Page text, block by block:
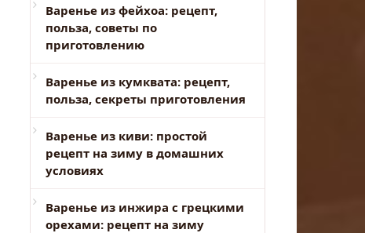
Варенье из фейхоа: рецепт,
польза, советы по
приготовлению
Варенье из кумквата: рецепт,
польза, секреты приготовления
Варенье из киви: простой
рецепт на зиму в домашних
условиях
Варенье из инжира с грецкими
орехами: рецепт на зиму